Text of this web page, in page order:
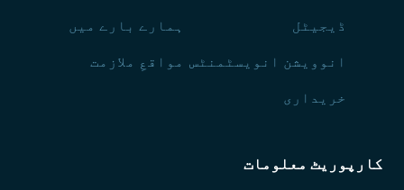
ڈیجیٹل
ہمارے بارے میں
انوویشن انویسٹمنٹس مواقعِ ملازمت
خریداری
کارپوریٹ معلومات